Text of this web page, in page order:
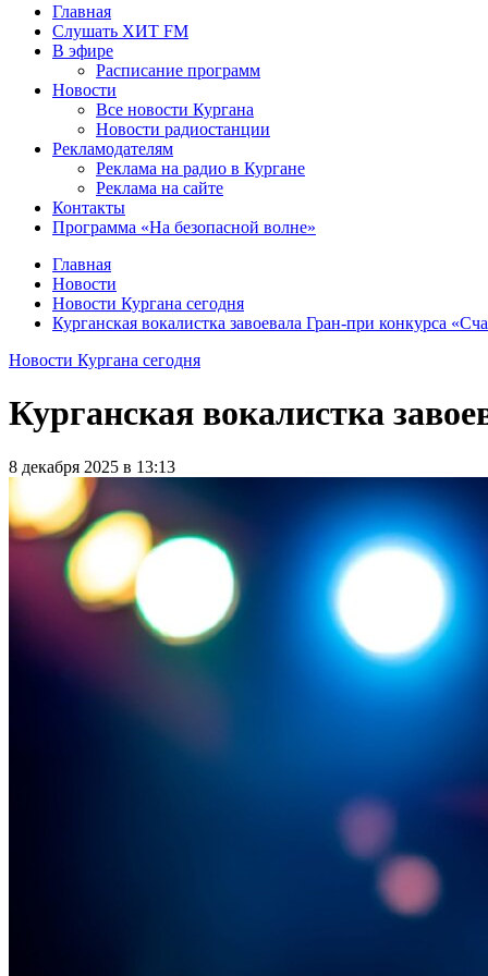
Главная
Слушать ХИТ FM
В эфире
Расписание программ
Новости
Все новости Кургана
Новости радиостанции
Рекламодателям
Реклама на радио в Кургане
Реклама на сайте
Контакты
Программа «На безопасной волне»
Главная
Новости
Новости Кургана сегодня
Курганская вокалистка завоевала Гран-при конкурса
Новости Кургана сегодня
Курганская вокалистка
8 декабря 2025 в 13:13